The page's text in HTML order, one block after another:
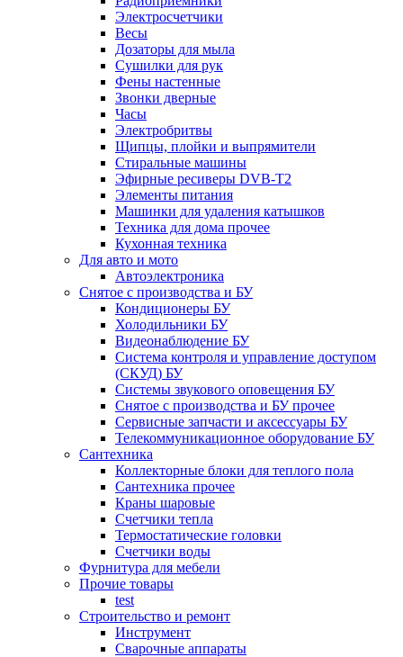
Электросчетчики
Весы
Дозаторы для мыла
Сушилки для рук
Фены настенные
Звонки дверные
Часы
Электробритвы
Щипцы, плойки и выпрямители
Стиральные машины
Эфирные ресиверы DVB-T2
Элементы питания
Машинки для удаления катышков
Техника для дома прочее
Кухонная техника
Для авто и мото
Автоэлектроника
Снятое с производства и БУ
Кондиционеры БУ
Холодильники БУ
Видеонаблюдение БУ
Система контроля и управление доступом
(СКУД) БУ
Системы звукового оповещения БУ
Снятое с производства и БУ прочее
Сервисные запчасти и аксессуары БУ
Телекоммуникационное оборудование БУ
Сантехника
Коллекторные блоки для теплого пола
Сантехника прочее
Краны шаровые
Счетчики тепла
Термоcтатические головки
Счетчики воды
Фурнитура для мебели
Прочие товары
test
Строительство и ремонт
Инструмент
Сварочные аппараты